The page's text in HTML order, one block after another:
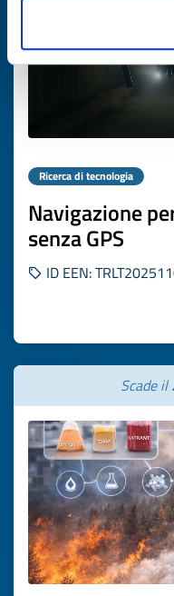
Ricerca di tecnologia
Navigazione
senza GPS
ID EEN:
Scade il